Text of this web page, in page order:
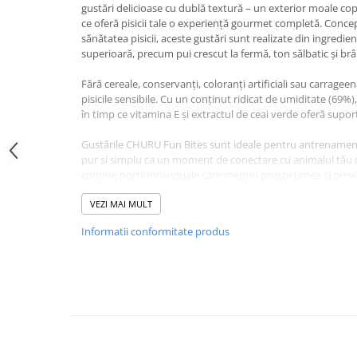
Hrană Uscată Pisică
Pisică Senior
gustări delicioase cu dublă textură – un exterior moale
ce oferă pisicii tale o experiență gourmet completă.
sănătatea pisicii, aceste gustări sunt realizate din
superioară, precum pui crescut la fermă, ton sălbatic și
Fără cereale, conservanți, coloranți artificiali sau
pisicile sensibile. Cu un conținut ridicat de umiditate
în timp ce vitamina E și extractul de ceai verde oferă
Gustările CHURU Fun Bites sunt ideale pentru
pur și simplu ca un moment de conectare cu animalul tău
Compoziție Recompense
Adult, CHURU Fun Bites,
Pui, ton, apă, bonito uscat, amidon de
VEZI MAI MULT
Informatii conformitate produs